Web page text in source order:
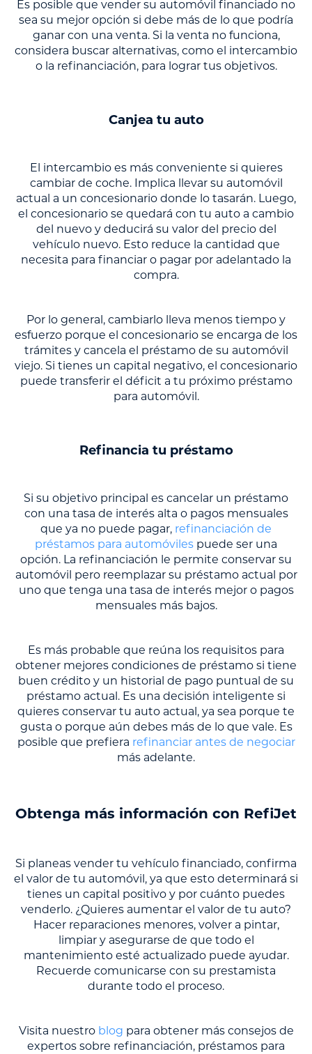
Es posible que vender su automóvil financiado no
sea su mejor opción si debe más de lo que podría
ganar con una venta. Si la venta no funciona,
considera buscar alternativas, como el intercambio
o la refinanciación, para lograr tus objetivos.
Canjea tu auto
El intercambio es más conveniente si quieres
cambiar de coche. Implica llevar su automóvil
actual a un concesionario donde lo tasarán. Luego,
el concesionario se quedará con tu auto a cambio
del nuevo y deducirá su valor del precio del
vehículo nuevo. Esto reduce la cantidad que
necesita para financiar o pagar por adelantado la
compra.
Por lo general, cambiarlo lleva menos tiempo y
esfuerzo porque el concesionario se encarga de los
trámites y cancela el préstamo de su automóvil
viejo. Si tienes un capital negativo, el concesionario
puede transferir el déficit a tu próximo préstamo
para automóvil.
Refinancia tu préstamo
Si su objetivo principal es cancelar un préstamo
con una tasa de interés alta o pagos mensuales
que ya no puede pagar, refinanciación de
préstamos para automóviles puede ser una
opción. La refinanciación le permite conservar su
automóvil pero reemplazar su préstamo actual por
uno que tenga una tasa de interés mejor o pagos
mensuales más bajos.
Es más probable que reúna los requisitos para
obtener mejores condiciones de préstamo si tiene
buen crédito y un historial de pago puntual de su
préstamo actual. Es una decisión inteligente si
quieres conservar tu auto actual, ya sea porque te
gusta o porque aún debes más de lo que vale. Es
posible que prefiera refinanciar antes de negociar
más adelante.
Obtenga más información con RefiJet
Si planeas vender tu vehículo financiado, confirma
el valor de tu automóvil, ya que esto determinará si
tienes un capital positivo y por cuánto puedes
venderlo. ¿Quieres aumentar el valor de tu auto?
Hacer reparaciones menores, volver a pintar,
limpiar y asegurarse de que todo el
mantenimiento esté actualizado puede ayudar.
Recuerde comunicarse con su prestamista
durante todo el proceso.
Visita nuestro blog para obtener más consejos de
expertos sobre refinanciación, préstamos para